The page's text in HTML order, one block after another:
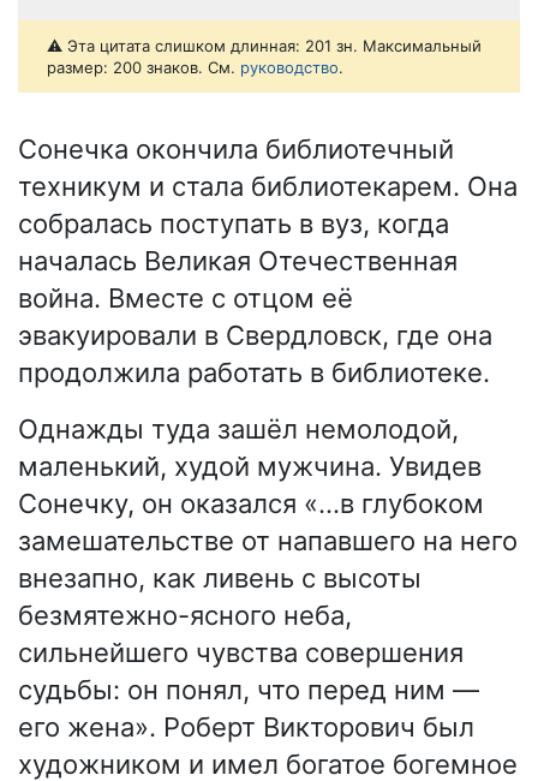
⚠️ Эта цитата слишком длинная: 201 зн. Максимальный
размер: 200 знаков. См. руководство.
Сонечка окончила библиотечный
техникум и стала библиотекарем. Она
собралась поступать в вуз, когда
началась Великая Отечественная
война. Вместе с отцом её
эвакуировали в Свердловск, где она
продолжила работать в библиотеке.
Однажды туда зашёл немолодой,
маленький, худой мужчина. Увидев
Сонечку, он оказался «…в глубоком
замешательстве от напавшего на него
внезапно, как ливень с высоты
безмятежно-ясного неба,
сильнейшего чувства совершения
судьбы: он понял, что перед ним —
его жена». Роберт Викторович был
художником и имел богатое богемное